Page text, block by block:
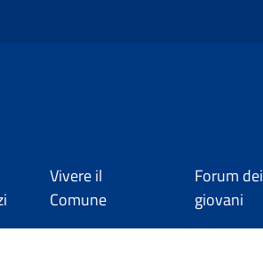
Vivere il
Comune
Forum dei
giovani